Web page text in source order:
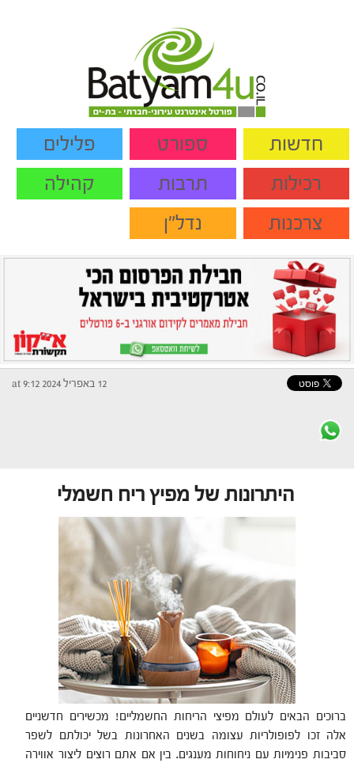
חדשות ספורט
פלילים
רכילות
תרבות
קהילה
צרכנות
נדל"ן
12 באפריל 2024 at 9:12
היתרונות של מפיץ ריח חשמלי
ברוכים הבאים לעולם מפיצי הריחות החשמליים! מכשירים חדשניים
אלה זכו לפופולריות עצומה בשנים האחרונות בשל יכולתם לשפר
סביבות פנימיות עם ניחוחות מענגים. בין אם אתם רוצים ליצור אווירה